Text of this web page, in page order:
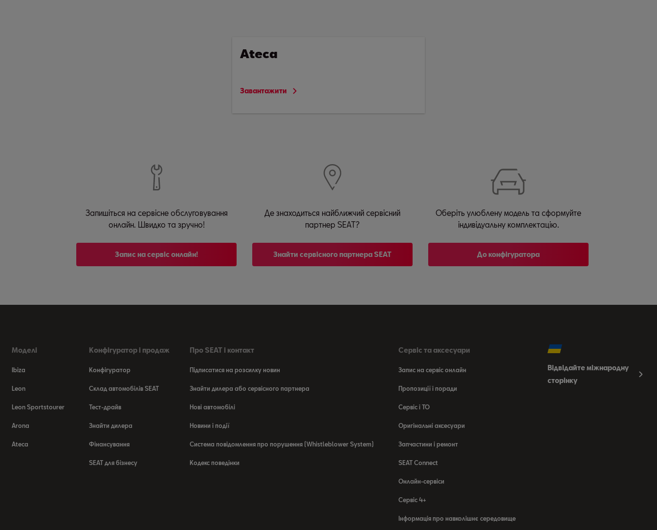
Ateca
Завантажити
Запишіться на сервісне обслуговування
онлайн. Швидко та зручно!
Запис на сервіс онлайн!
Де знаходиться найближчий сервісний
партнер SEAT?
Знайти сервісного партнера SEAT
Оберіть улюблену модель та сформуйте
індивідуальну комплектацію.
До конфігуратора
Моделі
Ibiza
Leon
Leon Sportstourer
Arona
Ateca
Конфігуратор і продаж
Конфігуратор
Склад автомобілів SEAT
Тест-драйв
Знайти дилера
Фінансування
SEAT для бізнесу
Про SEAT і контакт
Підписатися на розсилку новин
Знайти дилера або сервісного партнера
Нові автомобілі
Новини і події
Система повідомлення про порушення (Whistleblower System)
Кодекс поведінки
Сервіс та аксесуари
Запис на сервіс онлайн
Пропозиції і поради
Сервіс і ТО
Оригінальні аксесуари
Запчастини і ремонт
SEAT Connect
Онлайн-сервіси
Сервіс 4+
Інформація про навколішнє середовище
Відвідайте міжнародну
сторінку